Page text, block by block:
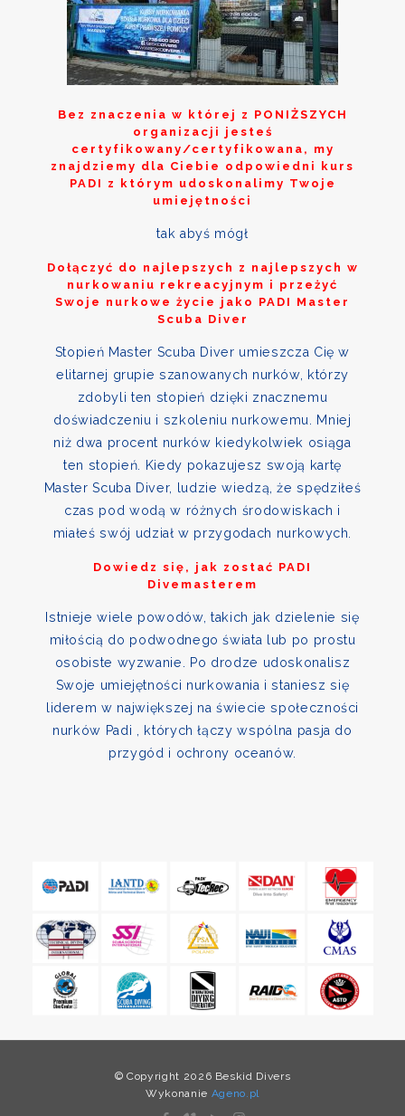
Bez znaczenia w której z PONIŻSZYCH
organizacji jesteś
certyfikowany/certyfikowana, my
znajdziemy dla Ciebie odpowiedni kurs
PADI z którym udoskonalimy Twoje
umiejętności
tak abyś mógł
Dołączyć do najlepszych z najlepszych w
nurkowaniu rekreacyjnym i przeżyć
Swoje nurkowe życie jako PADI Master
Scuba Diver
Stopień Master Scuba Diver umieszcza Cię w
elitarnej grupie szanowanych nurków, którzy
zdobyli ten stopień dzięki znacznemu
doświadczeniu i szkoleniu nurkowemu. Mniej
niż dwa procent nurków kiedykolwiek osiąga
ten stopień. Kiedy pokazujesz swoją kartę
Master Scuba Diver, ludzie wiedzą, że spędziłeś
czas pod wodą w różnych środowiskach i
miałeś swój udział w przygodach nurkowych.
Dowiedz się, jak zostać PADI
Divemasterem
Istnieje wiele powodów, takich jak dzielenie się
miłością do podwodnego świata lub po prostu
osobiste wyzwanie. Po drodze udoskonalisz
Swoje umiejętności nurkowania i staniesz się
liderem w największej na świecie społeczności
nurków Padi , których łączy wspólna pasja do
przygód i ochrony oceanów.
© Copyright 2026 Beskid Divers
Wykonanie Ageno.pl